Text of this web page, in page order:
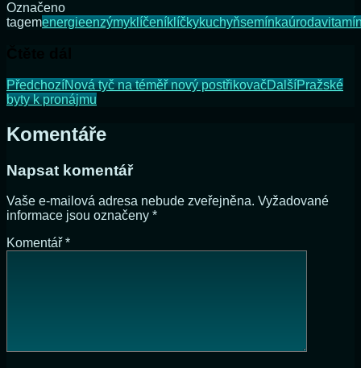
Označeno
tagemenergieenzýmyklíčeníklíčkykuchyňsemínkaúroda
PředchozíNová tyč na téměř nový postřikovačDalšíPražské
byty k pronájmu
Komentáře
Napsat komentář
Vaše e-mailová adresa nebude zveřejněna. Vyžadované
informace jsou označeny *
Komentář *